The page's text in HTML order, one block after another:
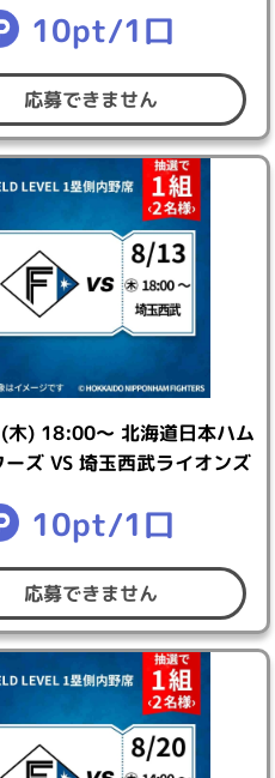
イルへお進みいただき、抽選
い。
だけます。
す。
決済が行われます。
込みは推奨しておりません。
さい。
さい。
10pt/1口
応募できません
木) 18:00～ 北海道日本ハム
ーズ VS 埼玉西武ライオンズ
10pt/1口
応募できません